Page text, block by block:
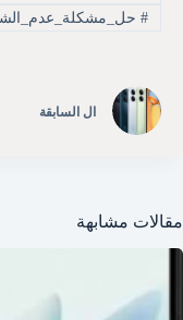
#
ال السابقة
مقالات مشابهة